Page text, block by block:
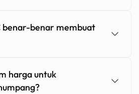
benar-benar membuat
harga untuk